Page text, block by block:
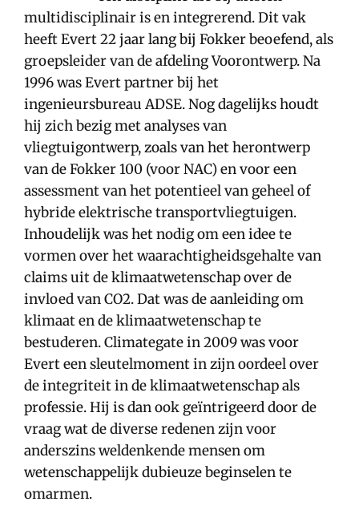
multidisciplinair is en integrerend. Dit vak
heeft Evert 22 jaar lang bij Fokker beoefend, als
groepsleider van de afdeling Voorontwerp. Na
1996 was Evert partner bij het
ingenieursbureau ADSE. Nog dagelijks houdt
hij zich bezig met analyses van
vliegtuigontwerp, zoals van het herontwerp
van de Fokker 100 (voor NAC) en voor een
assessment van het potentieel van geheel of
hybride elektrische transportvliegtuigen.
Inhoudelijk was het nodig om een idee te
vormen over het waarachtigheidsgehalte van
claims uit de klimaatwetenschap over de
invloed van CO2. Dat was de aanleiding om
klimaat en de klimaatwetenschap te
bestuderen. Climategate in 2009 was voor
Evert een sleutelmoment in zijn oordeel over
de integriteit in de klimaatwetenschap als
professie. Hij is dan ook geïntrigeerd door de
vraag wat de diverse redenen zijn voor
anderszins weldenkende mensen om
wetenschappelijk dubieuze beginselen te
omarmen.